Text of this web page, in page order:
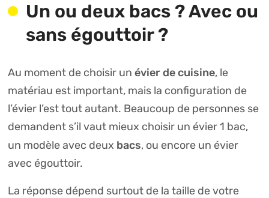
Un ou deux bacs ? Avec ou
sans égouttoir ?
Au moment de choisir un évier de cuisine, le
matériau est important, mais la configuration de
l’évier l’est tout autant. Beaucoup de personnes se
demandent s’il vaut mieux choisir un évier 1 bac,
un modèle avec deux bacs, ou encore un évier
avec égouttoir.
La réponse dépend surtout de la taille de votre